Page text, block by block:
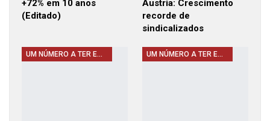
+72% em 10 anos
(Editado)
Áustria: Crescimento
recorde de
sindicalizados
UM NÚMERO A TER EM CONTA UM NÚMERO A TER EM CONTA